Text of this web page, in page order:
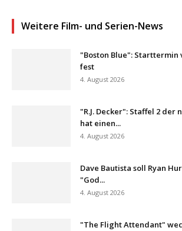
Weitere Film- und Serien-News
"Boston Blue": Starttermin
fest
4. August 2026
"R.J. Decker": Staffel 2 der
hat einen...
4. August 2026
Dave Bautista soll Ryan
"God...
4. August 2026
"The Flight Attendant"